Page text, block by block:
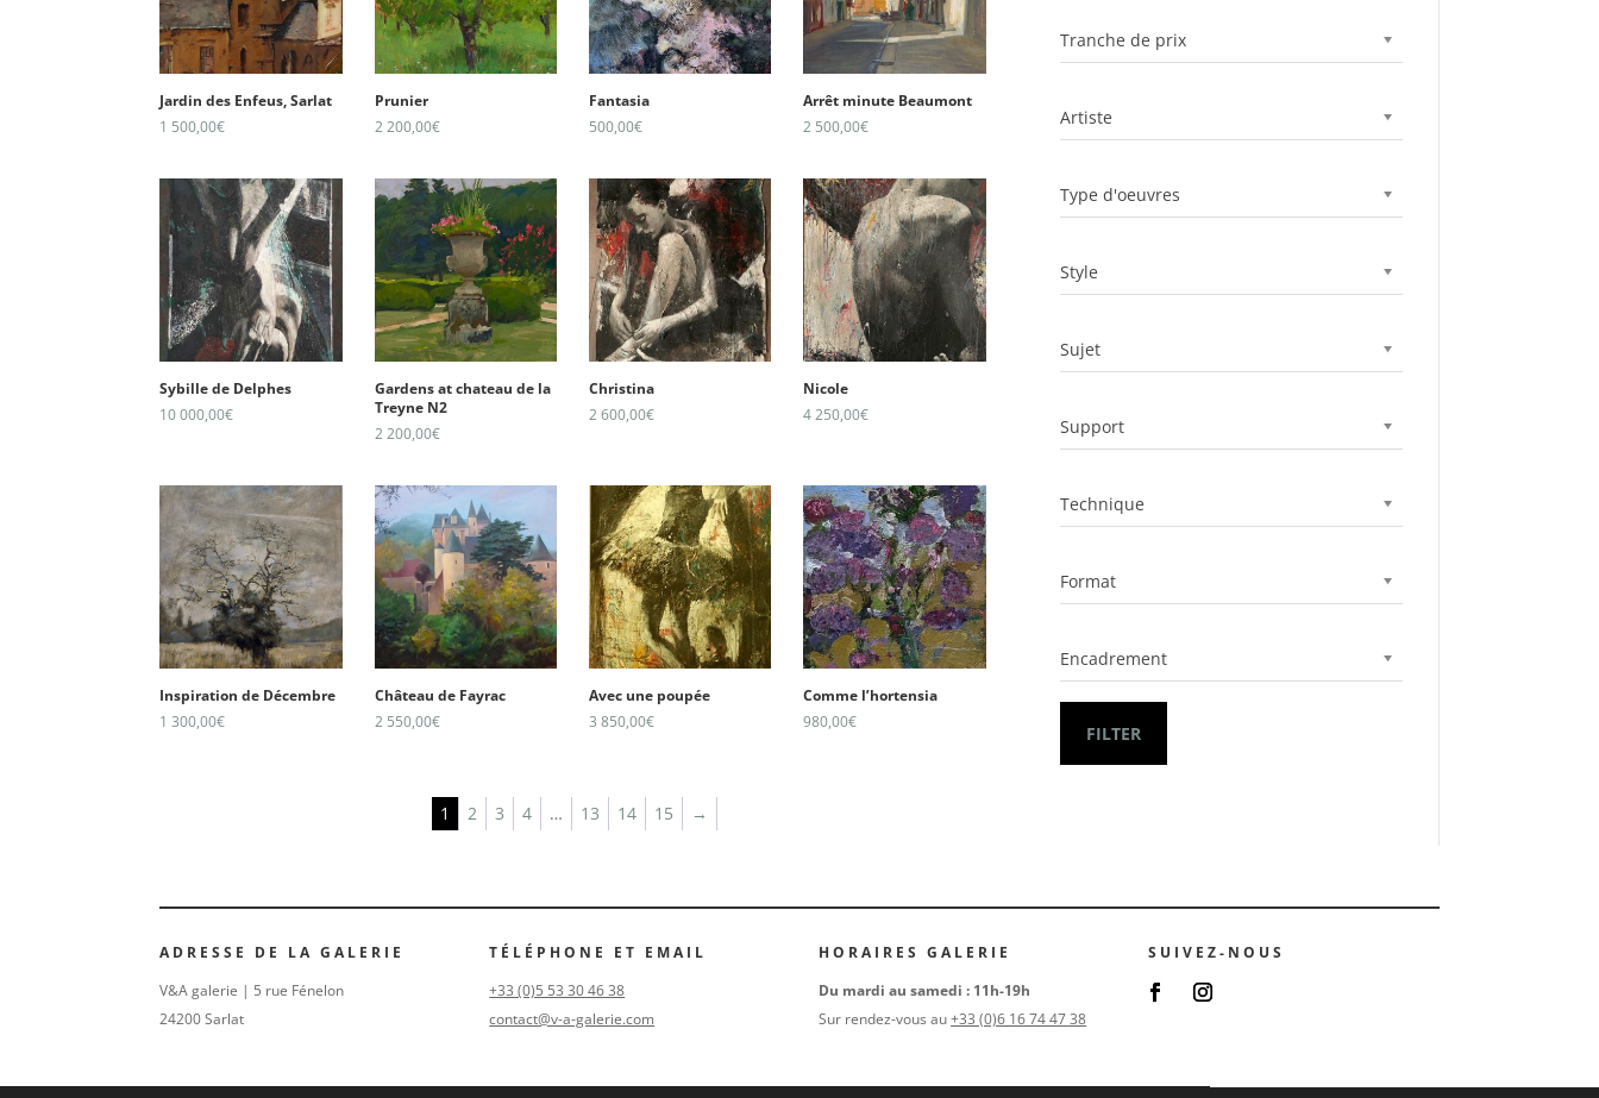
Jardin des Enfeus, Sarlat
1 500,00€
Prunier
2 200,00€
Fantasia
500,00€
Arrêt minute Beaumont
2 500,00€
Sybille de Delphes
10 000,00€
Gardens at chateau de la
Treyne N2
2 200,00€
Christina
2 600,00€
Nicole
4 250,00€
Inspiration de Décembre
1 300,00€
Château de Fayrac
2 550,00€
Avec une poupée
3 850,00€
Comme l’hortensia
980,00€
1 2 3 4 … 13 14 15 →
Tranche de prix
Artiste
Type d'oeuvres
Style
Sujet
Support
Technique
Format
Encadrement
FILTER
ADRESSE DE LA GALERIE
V&A galerie | 5 rue Fénelon
24200 Sarlat
TÉLÉPHONE ET EMAIL
+33 (0)5 53 30 46 38
contact@v-a-galerie.com
HORAIRES GALERIE
Du mardi au samedi : 11h-19h
Sur rendez-vous au+33 (0)6 16 74 47 38
SUIVEZ-NOUS